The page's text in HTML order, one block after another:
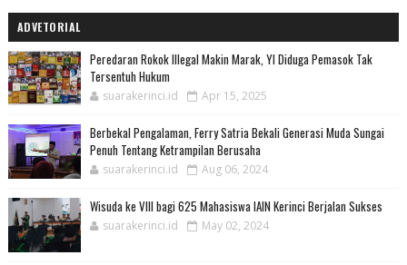
ADVETORIAL
Peredaran Rokok Illegal Makin Marak, YI Diduga Pemasok Tak
Tersentuh Hukum
suarakerinci.id Apr 15, 2025
Berbekal Pengalaman, Ferry Satria Bekali Generasi Muda Sungai
Penuh Tentang Ketrampilan Berusaha
suarakerinci.id Aug 06, 2024
Wisuda ke VIII bagi 625 Mahasiswa IAIN Kerinci Berjalan Sukses
suarakerinci.id May 02, 2024